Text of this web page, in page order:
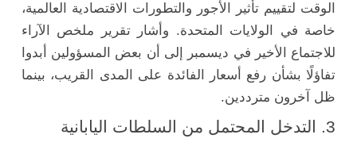
الوقت لتقييم تأثير الأجور والتطورات الاقتصادية العالمية،
خاصة في الولايات المتحدة. وأشار تقرير ملخص الآراء
للاجتماع الأخير في ديسمبر إلى أن بعض المسؤولين أبدوا
تفاؤلًا بشأن رفع أسعار الفائدة على المدى القريب، بينما
ظل آخرون مترددين.
3. التدخل المحتمل من السلطات اليابانية